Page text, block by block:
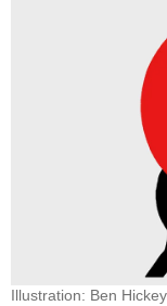
Illustration: Ben Hickey